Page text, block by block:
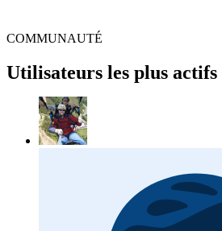
COMMUNAUTÉ
Utilisateurs les plus actifs